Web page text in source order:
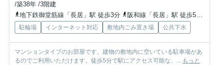
/築38年 /3階建
地下鉄御堂筋線「長居」駅 徒歩3分
阪和線「長居」駅 徒歩5分
駐輪場 インターネット対応 敷地内ごみ置き場 公共下水
マンションタイプのお部屋です。建物の敷地内に空いている駐車場があ
るのでご利用いただけます。徒歩5分で駅にアクセス可能な、... もっと